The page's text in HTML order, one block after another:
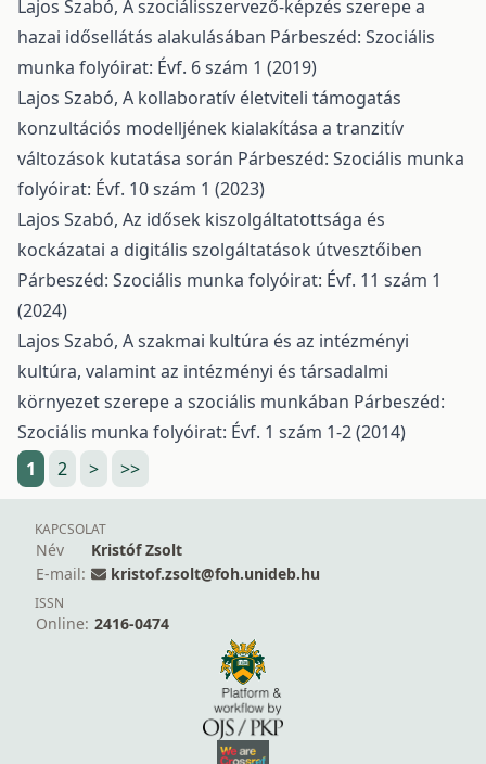
Lajos Szabó, A szociálisszervező-képzés szerepe a
hazai idősellátás alakulásában Párbeszéd: Szociális
munka folyóirat: Évf. 6 szám 1 (2019)
Lajos Szabó, A kollaboratív életviteli támogatás
konzultációs modelljének kialakítása a tranzitív
változások kutatása során Párbeszéd: Szociális munka
folyóirat: Évf. 10 szám 1 (2023)
Lajos Szabó, Az idősek kiszolgáltatottsága és
kockázatai a digitális szolgáltatások útvesztőiben
Párbeszéd: Szociális munka folyóirat: Évf. 11 szám 1
(2024)
Lajos Szabó, A szakmai kultúra és az intézményi
kultúra, valamint az intézményi és társadalmi
környezet szerepe a szociális munkában Párbeszéd:
Szociális munka folyóirat: Évf. 1 szám 1-2 (2014)
1
2 > >>
KAPCSOLAT
Név
Kristóf Zsolt
E-mail:
kristof.zsolt@foh.unideb.hu
ISSN
Online: 2416-0474